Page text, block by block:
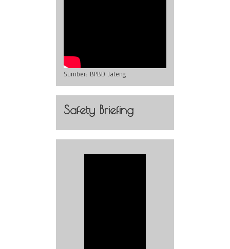
Sumber: BPBD Jateng
Safety Briefing